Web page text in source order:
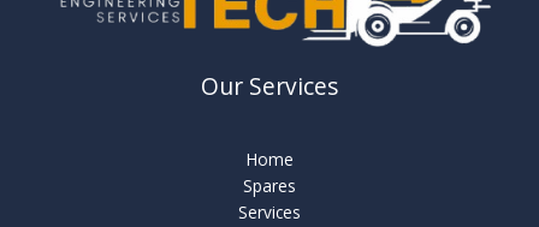
Our Services
Home
Spares
Services